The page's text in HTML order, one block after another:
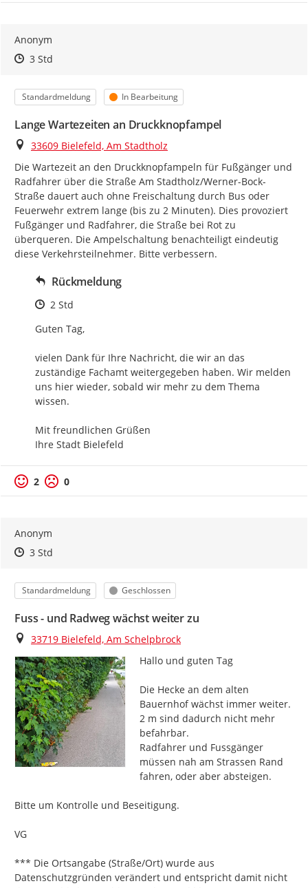
Anonym
Zeitpunkt des Erstellens
Zeitpunkt des Erstellens
3 StdZur Äußerung
Kategorie
Standardmeldung Status
In Bearbeitung
Lange Wartezeiten an Druckknopfampel
Ort
33609 Bielefeld, Am Stadtholz
Die Wartezeit an den Druckknopfampeln für Fußgänger und
Radfahrer über die Straße Am Stadtholz/Werner-Bock-
Straße dauert auch ohne Freischaltung durch Bus oder
Feuerwehr extrem lange (bis zu 2 Minuten). Dies provoziert
Fußgänger und Radfahrer, die Straße bei Rot zu
überqueren. Die Ampelschaltung benachteiligt eindeutig
diese Verkehrsteilnehmer. Bitte verbessern.
Rückmeldung
Zeitpunkt des Erstellens
2 Std
Guten Tag,
vielen Dank für Ihre Nachricht, die wir an das
zuständige Fachamt weitergegeben haben. Wir melden
uns hier wieder, sobald wir mehr zu dem Thema
wissen.
Mit freundlichen Grüßen
Ihre Stadt Bielefeld
2 0
Anonym
Zeitpunkt des Erstellens
Zeitpunkt des Erstellens
3 StdZur Äußerung
Kategorie
Standardmeldung Status
Geschlossen
Fuss - und Radweg wächst weiter zu
Ort
33719 Bielefeld, Am Schelpbrock
Hallo und guten Tag
Die Hecke an dem alten
Bauernhof wächst immer weiter.
2 m sind dadurch nicht mehr
befahrbar.
Radfahrer und Fussgänger
müssen nah am Strassen Rand
fahren, oder aber absteigen.
Bitte um Kontrolle und Beseitigung.
VG
*** Die Ortsangabe (Straße/Ort) wurde aus
Datenschutzgründen verändert und entspricht damit nicht